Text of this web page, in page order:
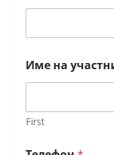
Име на
First